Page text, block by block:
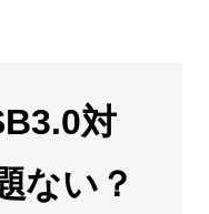
対
ない？